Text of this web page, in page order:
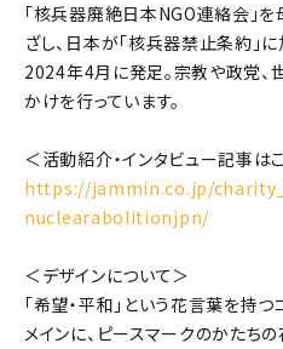
「核兵器廃絶日本NGO連絡会」
ざし、日本が「核兵器禁止条約」
2024年4月に発足。宗教や政党、
かけを行っています。
＜活動紹介・インタビュー記事は
https://jammin.co.jp/
nuclearabolitionjpn/
＜デザインについて＞
「希望・平和」という花言葉を持
メインに、ピースマークのかたち